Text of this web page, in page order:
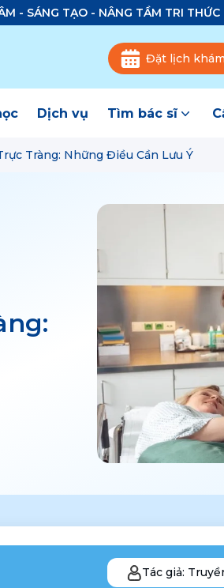
- SÁNG TẠO - NÂNG TẦM TRI THỨC
Đặt lịch khám
Dịch vụ Tìm bác sĩ
Tràng: Những Điều Cần Lưu Ý
Tác giả: